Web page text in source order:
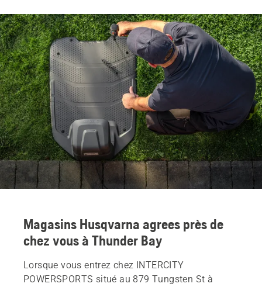
Magasins Husqvarna agrees près de
chez vous à Thunder Bay
Lorsque vous entrez chez INTERCITY
POWERSPORTS situé au 879 Tungsten St à